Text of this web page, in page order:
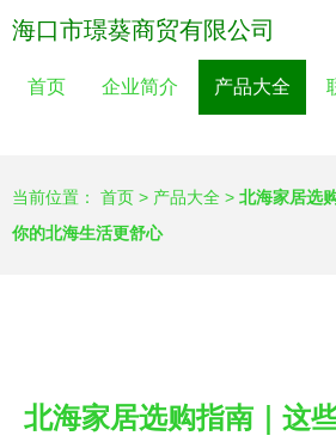
海口市璟葵商贸有限公司
首页 企业简介 产品大全
当前位置： 首页 > 产品大全 > 北海家居选
你的北海生活更舒心
北海家居选购指南｜这